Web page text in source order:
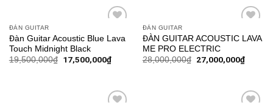
wishlist
ĐÀN GUITAR
Đàn Guitar Acoustic Blue Lava
Touch Midnight Black
19,500,000₫ 17,500,000₫
wishlist
ĐÀN GUITAR
ĐÀN GUITAR ACOUSTIC LAVA
ME PRO ELECTRIC
28,000,000₫ 27,000,000₫